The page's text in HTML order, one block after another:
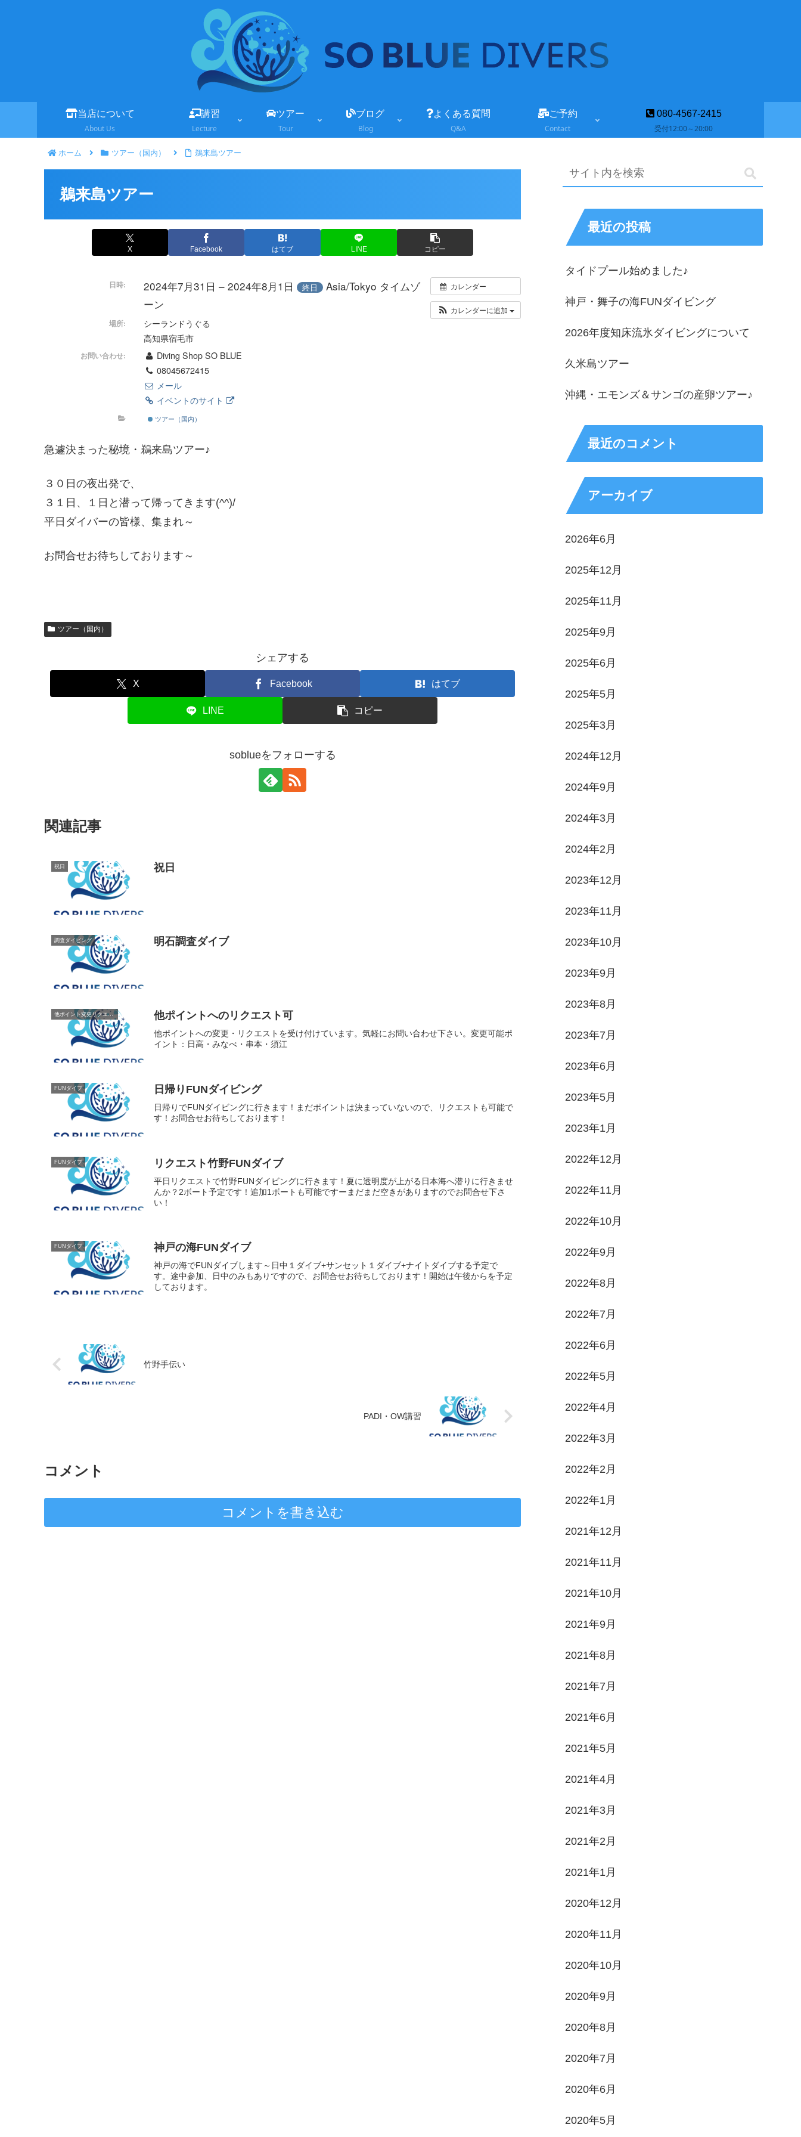
当店について
About Us
講習
Lecture
ツアー
Tour
ブログ
Blog
よくある質問
Q&A
ご予約
Contact
080-4567-2415
受付12:00～20:00
ホーム ツアー（国内） 鵜来島ツアー
鵜来島ツアー
X Facebook はてブ LINE コピー
カレンダー
カレンダーに追加
日時: 2024年7月31日 – 2024年8月1日 終日
Asia/Tokyo タイムゾ
ーン
場所:
シーランドうぐる
高知県宿毛市
お問い合わせ:
Diving Shop SO BLUE
08045672415
メール
イベントのサイト
ツアー（国内）
急遽決まった秘境・鵜来島ツアー♪
３０日の夜出発で、
３１日、１日と潜って帰ってきます(^^)/
平日ダイバーの皆様、集まれ～
お問合せお待ちしております～
ツアー（国内）
シェアする
X Facebook はてブ
LINE コピー
soblueをフォローする
関連記事
祝日 祝日
調査ダイビング 明石調査ダイブ
他ポイント変更リクエスト 他ポイントへのリクエスト可
他ポイントへの変更・リクエストを受け付けています。気軽にお問い合わせ下さい。変更可能ポ
イント：日高・みなべ・串本・須江
FUNダイブ 日帰りFUNダイビング
日帰りでFUNダイビングに行きます！まだポイントは決まっていないので、リクエストも可能で
す！お問合せお待ちしております！
FUNダイブ リクエスト竹野FUNダイブ
平日リクエストで竹野FUNダイビングに行きます！夏に透明度が上がる日本海へ潜りに行きませ
んか？2ボート予定です！追加1ボートも可能ですーまだまだ空きがありますのでお問合せ下さ
い！
FUNダイブ 神戸の海FUNダイブ
神戸の海でFUNダイブします～日中１ダイブ+サンセット１ダイブ+ナイトダイブする予定で
す。途中参加、日中のみもありですので、お問合せお待ちしております！開始は午後からを予定
しております。
竹野手伝い
PADI・OW講習
コメント
コメントを書き込む
最近の投稿
タイドプール始めました♪
神戸・舞子の海FUNダイビング
2026年度知床流氷ダイビングについて
久米島ツアー
沖縄・エモンズ＆サンゴの産卵ツアー♪
最近のコメント
アーカイブ
2026年6月
2025年12月
2025年11月
2025年9月
2025年6月
2025年5月
2025年3月
2024年12月
2024年9月
2024年3月
2024年2月
2023年12月
2023年11月
2023年10月
2023年9月
2023年8月
2023年7月
2023年6月
2023年5月
2023年1月
2022年12月
2022年11月
2022年10月
2022年9月
2022年8月
2022年7月
2022年6月
2022年5月
2022年4月
2022年3月
2022年2月
2022年1月
2021年12月
2021年11月
2021年10月
2021年9月
2021年8月
2021年7月
2021年6月
2021年5月
2021年4月
2021年3月
2021年2月
2021年1月
2020年12月
2020年11月
2020年10月
2020年9月
2020年8月
2020年7月
2020年6月
2020年5月